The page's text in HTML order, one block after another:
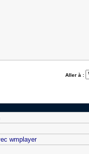
Aller à :
wmplayer